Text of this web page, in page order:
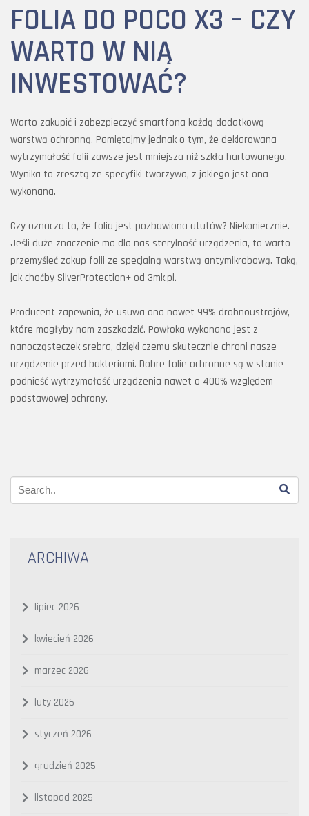
FOLIA DO POCO X3 – CZY
WARTO W NIĄ
INWESTOWAĆ?
Warto zakupić i zabezpieczyć smartfona każdą dodatkową
warstwą ochronną. Pamiętajmy jednak o tym, że deklarowana
wytrzymałość folii zawsze jest mniejsza niż szkła hartowanego.
Wynika to zresztą ze specyfiki tworzywa, z jakiego jest ona
wykonana.
Czy oznacza to, że folia jest pozbawiona atutów? Niekoniecznie.
Jeśli duże znaczenie ma dla nas sterylność urządzenia, to warto
przemyśleć zakup folii ze specjalną warstwą antymikrobową. Taką,
jak choćby SilverProtection+ od 3mk.pl.
Producent zapewnia, że usuwa ona nawet 99% drobnoustrojów,
które mogłyby nam zaszkodzić. Powłoka wykonana jest z
nanocząsteczek srebra, dzięki czemu skutecznie chroni nasze
urządzenie przed bakteriami. Dobre folie ochronne są w stanie
podnieść wytrzymałość urządzenia nawet o 400% względem
podstawowej ochrony.
ARCHIWA
lipiec 2026
kwiecień 2026
marzec 2026
luty 2026
styczeń 2026
grudzień 2025
listopad 2025